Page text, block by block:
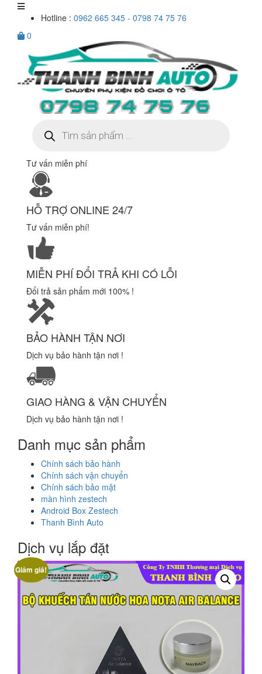
Hotline : 0962 665 345 - 0798 74 75 76
0
kiếm
sản
Tư vấn miễn phí
HỖ TRỢ ONLINE 24/7
Tư vấn miễn phí!
MIỄN PHÍ ĐỔI TRẢ KHI CÓ LỖI
Đổi trả sản phẩm mới 100% !
BẢO HÀNH TẬN NƠI
Dịch vụ bảo hành tận nơi !
GIAO HÀNG & VẬN CHUYỂN
Dịch vụ bảo hành tận nơi !
Danh mục sản phẩm
Chính sách bảo hành
Chính sách vận chuyển
Chính sách bảo mật
màn hình zestech
Android Box Zestech
Thanh Bình Auto
Dịch vụ lắp đặt
Giảm giá!